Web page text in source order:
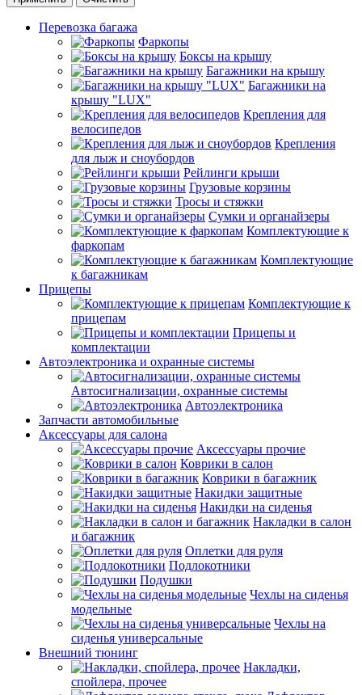
Перевозка багажа
Фаркопы
Боксы на крышу
Багажники на крышу
Багажники на
крышу "LUX"
Крепления для
велосипедов
Крепления
для лыж и сноубордов
Рейлинги крыши
Грузовые корзины
Тросы и стяжки
Сумки и органайзеры
Комплектующие к
фаркопам
Комплектующие
к багажникам
Прицепы
Комплектующие к
прицепам
Прицепы и
комплектации
Автоэлектроника и охранные системы
Автосигнализации, охранные системы
Автоэлектроника
Запчасти автомобильные
Аксессуары для салона
Аксессуары прочие
Коврики в салон
Коврики в багажник
Накидки защитные
Накидки на сиденья
Накладки в салон
и багажник
Оплетки для руля
Подлокотники
Подушки
Чехлы на сиденья
модельные
Чехлы на
сиденья универсальные
Внешний тюнинг
Накладки,
спойлера, прочее